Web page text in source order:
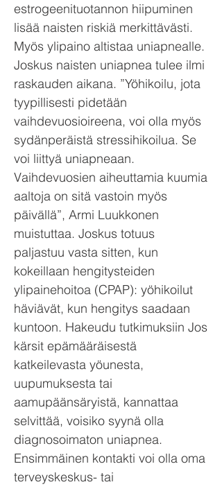
estrogeenituotannon hiipuminen
lisää naisten riskiä merkittävästi.
Myös ylipaino altistaa uniapnealle.
Joskus naisten uniapnea tulee ilmi
raskauden aikana. ”Yöhikoilu, jota
tyypillisesti pidetään
vaihdevuosioireena, voi olla myös
sydänperäistä stressihikoilua. Se
voi liittyä uniapneaan.
Vaihdevuosien aiheuttamia kuumia
aaltoja on sitä vastoin myös
päivällä”, Armi Luukkonen
muistuttaa. Joskus totuus
paljastuu vasta sitten, kun
kokeillaan hengitysteiden
ylipainehoitoa (CPAP): yöhikoilut
häviävät, kun hengitys saadaan
kuntoon. Hakeudu tutkimuksiin Jos
kärsit epämääräisestä
katkeilevasta yöunesta,
uupumuksesta tai
aamupäänsäryistä, kannattaa
selvittää, voisiko syynä olla
diagnosoimaton uniapnea.
Ensimmäinen kontakti voi olla oma
terveyskeskus- tai